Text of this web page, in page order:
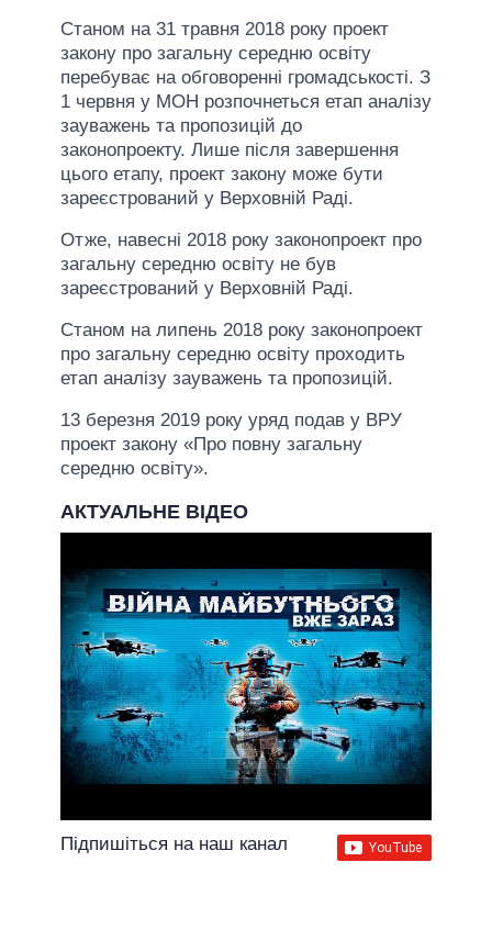
Станом на 31 травня 2018 року проект
закону про загальну середню освіту
перебуває на обговоренні громадськості. З
1 червня у МОН розпочнеться етап аналізу
зауважень та пропозицій до
законопроекту. Лише після завершення
цього етапу, проект закону може бути
зареєстрований у Верховній Раді.
Отже, навесні 2018 року законопроект про
загальну середню освіту не був
зареєстрований у Верховній Раді.
Станом на липень 2018 року законопроект
про загальну середню освіту проходить
етап аналізу зауважень та пропозицій.
13 березня 2019 року уряд подав у ВРУ
проект закону «Про повну загальну
середню освіту».
АКТУАЛЬНЕ ВІДЕО
Підпишіться на наш канал